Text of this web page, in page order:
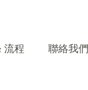
流程 聯絡我們